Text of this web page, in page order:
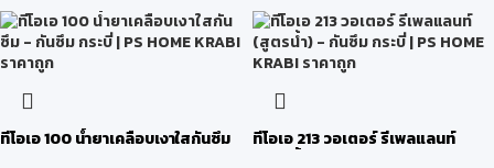
ทีโอเอ 100 น้ำยาเคลือบเงาใสกันซึม
ทีโอเอ 213 วอเตอร์ รีเพลแลนท์